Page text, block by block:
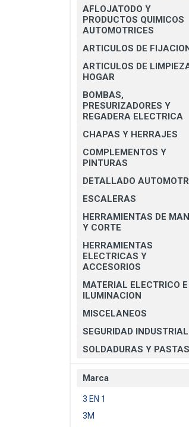
CHAPAS Y HERRAJES
ESCALERAS
HERRAMIENTAS DE MANO Y
CORTE
HERRAMIENTAS
MATERIAL ELECTRICO E
MISCELANEOS
PRODUCTOS 3M
SOLDADURAS Y PASTAS
AFLOJATODO Y
PRODUCTOS QUIMICOS
AUTOMOTRICES
ARTICULOS DE
ARTICULOS DE
HOGAR
BOMBAS,
PRESURIZADORES Y
REGADERA ELECTRICA
CHAPAS Y HERRAJES
COMPLEMENTOS Y
PINTURAS
DETALLADO
ESCALERAS
HERRAMIENTAS DE
Y CORTE
HERRAMIENTAS
ELECTRICAS Y
ACCESORIOS
MATERIAL ELECTRICO E
ILUMINACION
MISCELANEOS
SEGURIDAD INDUSTRIAL
SOLDADURAS Y PASTAS
Marca
3 EN 1
3M